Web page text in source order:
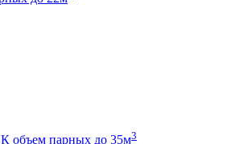
К объем парных до 35м3